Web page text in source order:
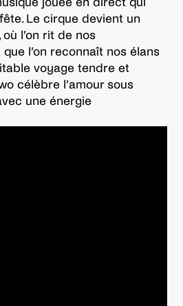
Le cirque devient un
l’on rit de nos
l’on reconnaît nos élans
voyage tendre et
célèbre l’amour sous
une énergie